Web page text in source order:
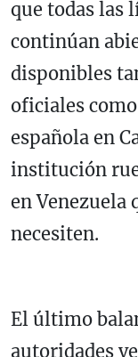
que todas las
continúan
disponibles
oficiales
española en
institución
en Venezuela
necesiten.
El último
autoridades